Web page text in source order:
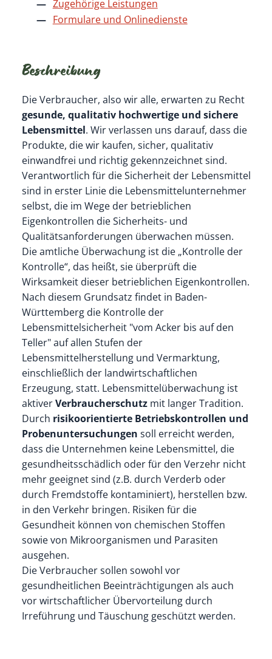
Zugehörige Leistungen
Formulare und Onlinedienste
Beschreibung
Die Verbraucher, also wir alle, erwarten zu Recht
gesunde, qualitativ hochwertige und sichere
Lebensmittel. Wir verlassen uns darauf, dass die
Produkte, die wir kaufen, sicher, qualitativ
einwandfrei und richtig gekennzeichnet sind.
Verantwortlich für die Sicherheit der Lebensmittel
sind in erster Linie die Lebensmittelunternehmer
selbst, die im Wege der betrieblichen
Eigenkontrollen die Sicherheits- und
Qualitätsanforderungen überwachen müssen.
Die amtliche Überwachung ist die „Kontrolle der
Kontrolle“, das heißt, sie überprüft die
Wirksamkeit dieser betrieblichen Eigenkontrollen.
Nach diesem Grundsatz findet in Baden-
Württemberg die Kontrolle der
Lebensmittelsicherheit "vom Acker bis auf den
Teller" auf allen Stufen der
Lebensmittelherstellung und Vermarktung,
einschließlich der landwirtschaftlichen
Erzeugung, statt. Lebensmittelüberwachung ist
aktiverVerbraucherschutzmit langer Tradition.
Durch risikoorientierte Betriebskontrollen und
Probenuntersuchungen soll erreicht werden,
dass die Unternehmen keine Lebensmittel, die
gesundheitsschädlich oder für den Verzehr nicht
mehr geeignet sind (z.B. durch Verderb oder
durch Fremdstoffe kontaminiert), herstellen bzw.
in den Verkehr bringen. Risiken für die
Gesundheit können von chemischen Stoffen
sowie von Mikroorganismen und Parasiten
ausgehen.
Die Verbraucher sollen sowohl vor
gesundheitlichen Beeinträchtigungen als auch
vor wirtschaftlicher Übervorteilung durch
Irreführung und Täuschung geschützt werden.